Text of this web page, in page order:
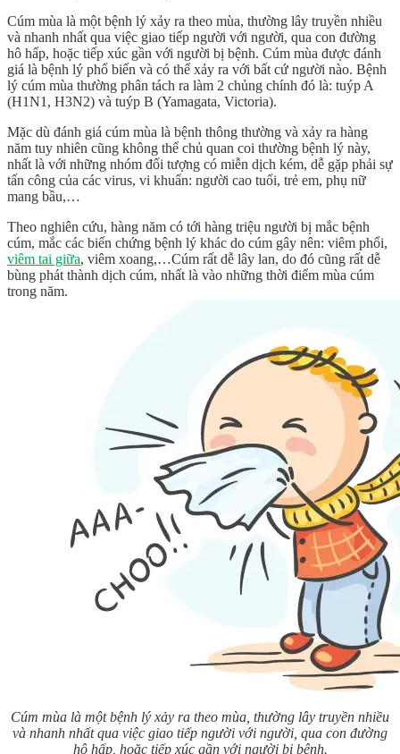
Cúm mùa là một bệnh lý xảy ra theo mùa, thường lây truyền nhiều
và nhanh nhất qua việc giao tiếp người với người, qua con đường
hô hấp, hoặc tiếp xúc gần với người bị bệnh. Cúm mùa được đánh
giá là bệnh lý phổ biến và có thể xảy ra với bất cứ người nào. Bệnh
lý cúm mùa thường phân tách ra làm 2 chủng chính đó là: tuýp A
(H1N1, H3N2) và tuýp B (Yamagata, Victoria).
Mặc dù đánh giá cúm mùa là bệnh thông thường và xảy ra hàng
năm tuy nhiên cũng không thể chủ quan coi thường bệnh lý này,
nhất là với những nhóm đối tượng có miễn dịch kém, dễ gặp phải sự
tấn công của các virus, vi khuẩn: người cao tuổi, trẻ em, phụ nữ
mang bầu,…
Theo nghiên cứu, hàng năm có tới hàng triệu người bị mắc bệnh
cúm, mắc các biến chứng bệnh lý khác do cúm gây nên: viêm phổi,
viêm tai giữa, viêm xoang,…Cúm rất dễ lây lan, do đó cũng rất dễ
bùng phát thành dịch cúm, nhất là vào những thời điểm mùa cúm
trong năm.
Cúm mùa là một bệnh lý xảy ra theo mùa, thường lây truyền nhiều
và nhanh nhất qua việc giao tiếp người với người, qua con đường
hô hấp, hoặc tiếp xúc gần với người bị bệnh.